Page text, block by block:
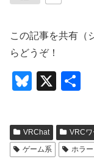
この記事を共有（
らどうぞ！
Bl
e
sk
X
VRChat VRC
ゲーム系
ホラー